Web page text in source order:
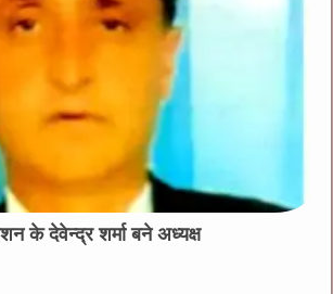
के देवेन्द्र शर्मा बने अध्यक्ष